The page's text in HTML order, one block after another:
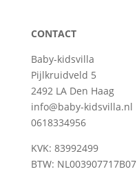
CONTACT
Baby-kidsvilla
Pijlkruidveld 5
2492 LA Den Haag
info@baby-kidsvilla.nl
0618334956
KVK: 83992499
BTW: NL003907717B07